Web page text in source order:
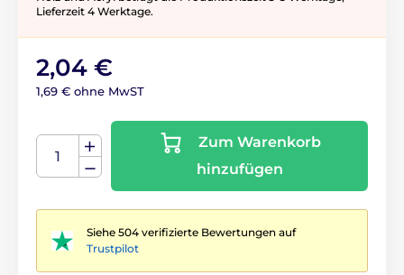
Lieferzeit 4 Werktage.
2,04 €
1,69 € ohne MwST
Zum Warenkorb
hinzufügen
Siehe 504 verifizierte Bewertungen auf
Trustpilot